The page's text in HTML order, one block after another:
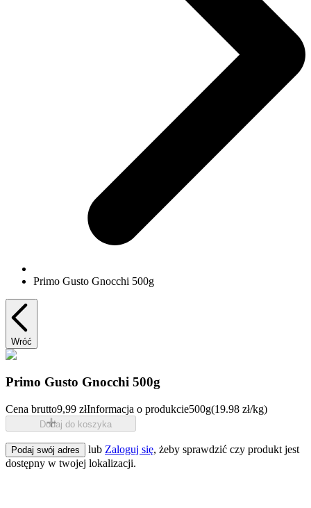
Primo Gusto Gnocchi 500g
Wróć
Primo Gusto Gnocchi 500g
Cena brutto9,99 złInformacja o produkcie500g(19.98 zł/kg)
Dodaj do koszyka
Podaj swój adres lub Zaloguj się, żeby sprawdzić czy produkt jest
dostępny w twojej lokalizacji.